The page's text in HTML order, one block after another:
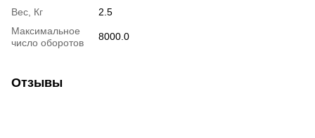
Вес, Кг
2.5
Максимальное
число оборотов
8000.0
Отзывы